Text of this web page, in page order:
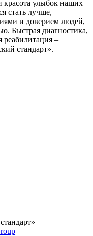
красота улыбок наших
стать лучше,
и доверием людей,
Быстрая диагностика,
реабилитация –
стандарт».